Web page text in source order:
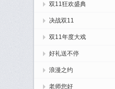
双11狂欢盛典
决战双11
双11年度大戏
好礼送不停
浪漫之约
老师您好